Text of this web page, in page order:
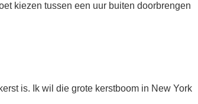
kiezen tussen een uur buiten doorbrengen
is. Ik wil die grote kerstboom in New York